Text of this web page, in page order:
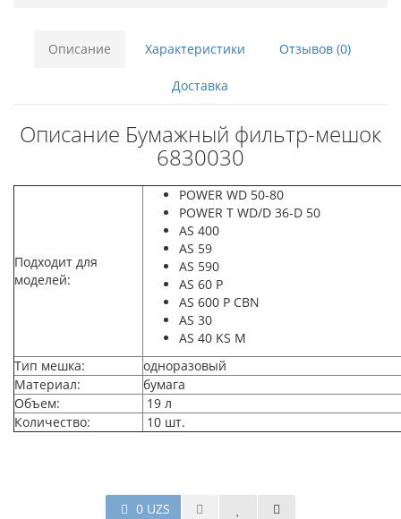
Описание Характеристики Отзывов (0)
Доставка
Описание Бумажный фильтр-мешок
6830030
Подходит для
моделей:
POWER WD 50-80
POWER T WD/D 36-D 50
AS 400
AS 59
AS 590
AS 60 P
AS 600 P CBN
AS 30
AS 40 KS M
Тип мешка:
одноразовый
Материал:
бумага
Объем:
19 л
Количество:
10 шт.
0 UZS